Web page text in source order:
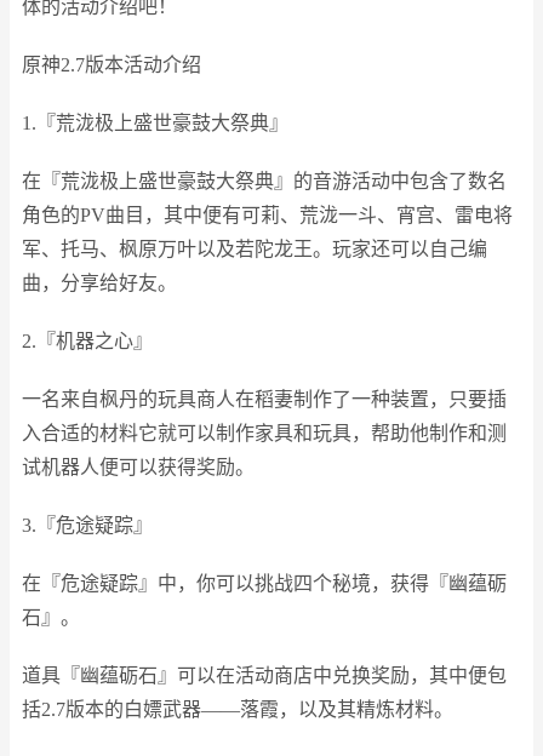
体的活动介绍吧！
原神2.7版本活动介绍
1.『荒泷极上盛世豪鼓大祭典』
在『荒泷极上盛世豪鼓大祭典』的音游活动中包含了数名
角色的PV曲目，其中便有可莉、荒泷一斗、宵宫、雷电将
军、托马、枫原万叶以及若陀龙王。玩家还可以自己编
曲，分享给好友。
2.『机器之心』
一名来自枫丹的玩具商人在稻妻制作了一种装置，只要插
入合适的材料它就可以制作家具和玩具，帮助他制作和测
试机器人便可以获得奖励。
3.『危途疑踪』
在『危途疑踪』中，你可以挑战四个秘境，获得『幽蕴砺
石』。
道具『幽蕴砺石』可以在活动商店中兑换奖励，其中便包
括2.7版本的白嫖武器——落霞，以及其精炼材料。